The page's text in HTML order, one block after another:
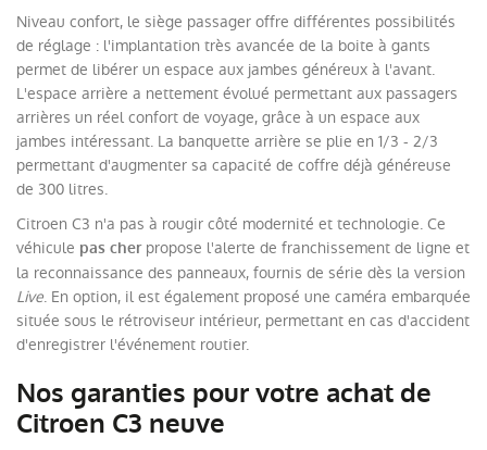
Niveau confort, le siège passager offre différentes possibilités
de réglage : l'implantation très avancée de la boite à gants
permet de libérer un espace aux jambes généreux à l'avant.
L'espace arrière a nettement évolué permettant aux passagers
arrières un réel confort de voyage, grâce à un espace aux
jambes intéressant. La banquette arrière se plie en 1/3 - 2/3
permettant d'augmenter sa capacité de coffre déjà généreuse
de 300 litres.
Citroen C3 n'a pas à rougir côté modernité et technologie. Ce
véhicule pas cherpropose l'alerte de franchissement de ligne et
la reconnaissance des panneaux, fournis de série dès la version
Live. En option, il est également proposé une caméra embarquée
située sous le rétroviseur intérieur, permettant en cas d'accident
d'enregistrer l'événement routier.
Nos garanties pour votre achat de
Citroen C3 neuve